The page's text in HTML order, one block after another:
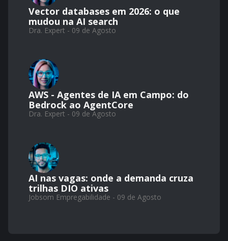
Vector databases em 2026: o que
mudou na AI search
Dra. Expert - 09 de Agosto
AWS - Agentes de IA em Campo: do
Bedrock ao AgentCore
Dra. Expert - 09 de Agosto
AI nas vagas: onde a demanda cruza
trilhas DIO ativas
Jobsom Empregabilidade - 09 de Agosto